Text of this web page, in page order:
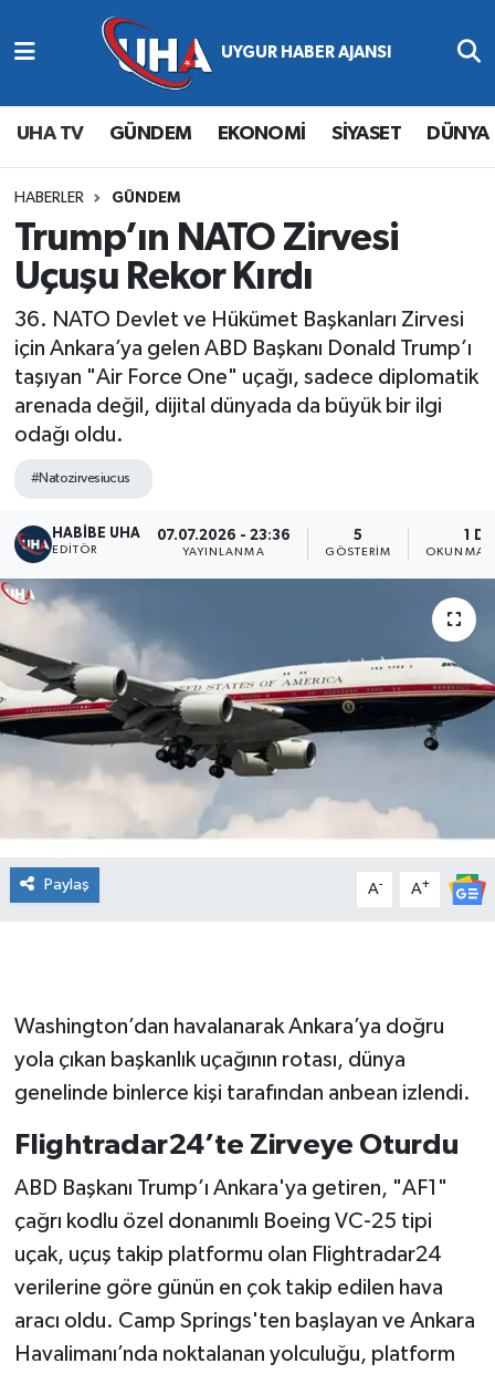
UHA TV GÜNDEM EKONOMİ SİYASET DÜNYA
HABERLER GÜNDEM
Trump’ın NATO Zirvesi
Uçuşu Rekor Kırdı
36. NATO Devlet ve Hükümet Başkanları Zirvesi
için Ankara’ya gelen ABD Başkanı Donald Trump’ı
taşıyan "Air Force One" uçağı, sadece diplomatik
arenada değil, dijital dünyada da büyük bir ilgi
odağı oldu.
#Natozirvesiucus
HABİBE UHA
EDITÖR
07.07.2026 - 23:36
YAYINLANMA
5
GÖSTERIM
1 DK
OKUNMA
Paylaş A- A+
Washington’dan havalanarak Ankara’ya doğru
yola çıkan başkanlık uçağının rotası, dünya
genelinde binlerce kişi tarafından anbean izlendi.
Flightradar24’te Zirveye Oturdu
ABD Başkanı Trump’ı Ankara'ya getiren, "AF1"
çağrı kodlu özel donanımlı Boeing VC-25 tipi
uçak, uçuş takip platformu olan Flightradar24
verilerine göre günün en çok takip edilen hava
aracı oldu. Camp Springs'ten başlayan ve Ankara
Havalimanı’nda noktalanan yolculuğu, platform
Abone Ol
Gündem
Ekonomi
Magazin
Siyaset
Spor
Yaşam
Nöbetçi Eczaneler
Hava Durumu
Namaz Vakitleri
Trafik Durumu
Süper Lig Puan Durumu ve Fikstür
Tüm Manşetler
Son Dakika Haberleri
Haber Arşivi